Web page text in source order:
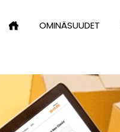
OMINÄSUUDET